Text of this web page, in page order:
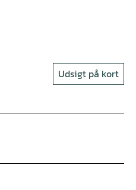
Udsigt på kort